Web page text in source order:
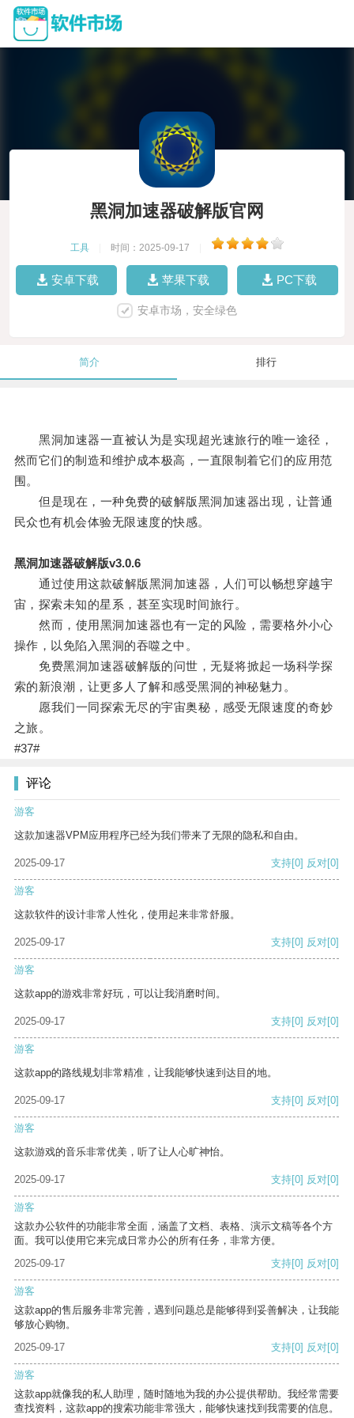
黑洞加速器破解版官网
工具 时间：2025-09-17
安卓下载 苹果下载 PC下载
安卓市场，安全绿色
简介 排行
黑洞加速器一直被认为是实现超光速旅行的唯一途径，
然而它们的制造和维护成本极高，一直限制着它们的应用范
围。
但是现在，一种免费的破解版黑洞加速器出现，让普通
民众也有机会体验无限速度的快感。
黑洞加速器破解版v3.0.6
通过使用这款破解版黑洞加速器，人们可以畅想穿越宇
宙，探索未知的星系，甚至实现时间旅行。
然而，使用黑洞加速器也有一定的风险，需要格外小心
操作，以免陷入黑洞的吞噬之中。
免费黑洞加速器破解版的问世，无疑将掀起一场科学探
索的新浪潮，让更多人了解和感受黑洞的神秘魅力。
愿我们一同探索无尽的宇宙奥秘，感受无限速度的奇妙
之旅。
#37#
评论
游客
这款加速器VPM应用程序已经为我们带来了无限的隐私和自由。
2025-09-17 支持[0] 反对[0]
游客
这款软件的设计非常人性化，使用起来非常舒服。
2025-09-17 支持[0] 反对[0]
游客
这款app的游戏非常好玩，可以让我消磨时间。
2025-09-17 支持[0] 反对[0]
游客
这款app的路线规划非常精准，让我能够快速到达目的地。
2025-09-17 支持[0] 反对[0]
游客
这款游戏的音乐非常优美，听了让人心旷神怡。
2025-09-17 支持[0] 反对[0]
游客
这款办公软件的功能非常全面，涵盖了文档、表格、演示文稿等各个方
面。我可以使用它来完成日常办公的所有任务，非常方便。
2025-09-17
支持[0] 反对[0]
游客
这款app的售后服务非常完善，遇到问题总是能够得到妥善解决，让我能
够放心购物。
2025-09-17
支持[0] 反对[0]
游客
这款app就像我的私人助理，随时随地为我的办公提供帮助。我经常需要
查找资料，这款app的搜索功能非常强大，能够快速找到我需要的信息。